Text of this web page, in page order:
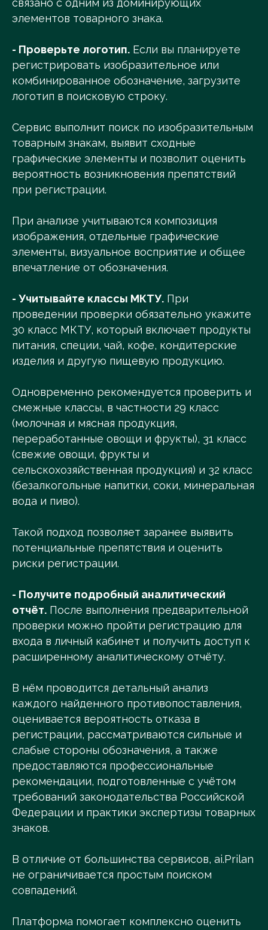
связано с одним из доминирующих
элементов товарного знака.
- Проверьте логотип. Если вы планируете
регистрировать изобразительное или
комбинированное обозначение, загрузите
логотип в поисковую строку.
Сервис выполнит поиск по изобразительным
товарным знакам, выявит сходные
графические элементы и позволит оценить
вероятность возникновения препятствий
при регистрации.
При анализе учитываются композиция
изображения, отдельные графические
элементы, визуальное восприятие и общее
впечатление от обозначения.
- Учитывайте классы МКТУ. При
проведении проверки обязательно укажите
30 класс МКТУ, который включает продукты
питания, специи, чай, кофе, кондитерские
изделия и другую пищевую продукцию.
Одновременно рекомендуется проверить и
смежные классы, в частности 29 класс
(молочная и мясная продукция,
переработанные овощи и фрукты), 31 класс
(свежие овощи, фрукты и
сельскохозяйственная продукция) и 32 класс
(безалкогольные напитки, соки, минеральная
вода и пиво).
Такой подход позволяет заранее выявить
потенциальные препятствия и оценить
риски регистрации.
- Получите подробный аналитический
отчёт. После выполнения предварительной
проверки можно пройти регистрацию для
входа в личный кабинет и получить доступ к
расширенному аналитическому отчёту.
В нём проводится детальный анализ
каждого найденного противопоставления,
оценивается вероятность отказа в
регистрации, рассматриваются сильные и
слабые стороны обозначения, а также
предоставляются профессиональные
рекомендации, подготовленные с учётом
требований законодательства Российской
Федерации и практики экспертизы товарных
знаков.
В отличие от большинства сервисов, ai.Prilan
не ограничивается простым поиском
совпадений.
Платформа помогает комплексно оценить